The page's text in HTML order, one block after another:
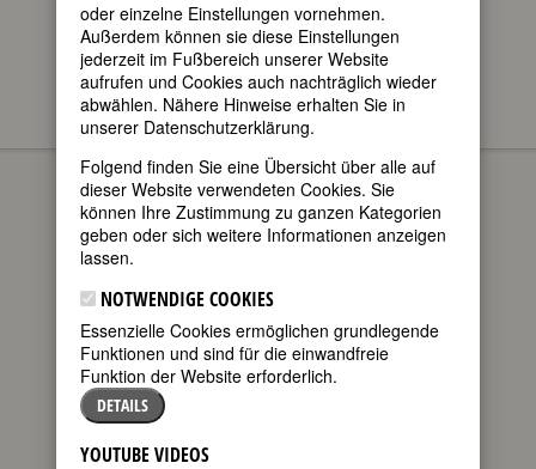
im ganzen Text
nur in Titeln
FEMBIO SPECIALS CHEMIKERINNEN
Gerty Cori
FEMBIO SPECIAL: CHEMIKERINNEN
GERTY CORI
(Gertrude
Theresa
Radnitz
oder einzelne Einstellungen vornehmen.
Außerdem können sie diese Einstellungen
jederzeit im Fußbereich unserer Website
aufrufen und Cookies auch nachträglich wieder
abwählen. Nähere Hinweise erhalten Sie in
unserer Datenschutzerklärung.
Folgend finden Sie eine Übersicht über alle auf
dieser Website verwendeten Cookies. Sie
können Ihre Zustimmung zu ganzen Kategorien
geben oder sich weitere Informationen anzeigen
lassen.
NOTWENDIGE COOKIES
Essenzielle Cookies ermöglichen grundlegende
Funktionen und sind für die einwandfreie
Funktion der Website erforderlich.
DETAILS
YOUTUBE VIDEOS